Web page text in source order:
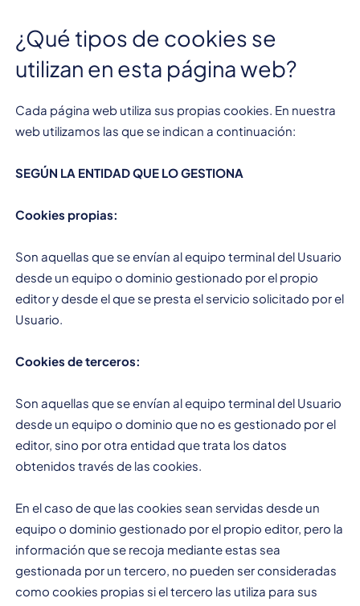
¿Qué tipos de cookies se
utilizan en esta página web?
Cada página web utiliza sus propias cookies. En nuestra
web utilizamos las que se indican a continuación:
SEGÚN LA ENTIDAD QUE LO GESTIONA
Cookies propias:
Son aquellas que se envían al equipo terminal del Usuario
desde un equipo o dominio gestionado por el propio
editor y desde el que se presta el servicio solicitado por el
Usuario.
Cookies de terceros:
Son aquellas que se envían al equipo terminal del Usuario
desde un equipo o dominio que no es gestionado por el
editor, sino por otra entidad que trata los datos
obtenidos través de las cookies.
En el caso de que las cookies sean servidas desde un
equipo o dominio gestionado por el propio editor, pero la
información que se recoja mediante estas sea
gestionada por un tercero, no pueden ser consideradas
como cookies propias si el tercero las utiliza para sus